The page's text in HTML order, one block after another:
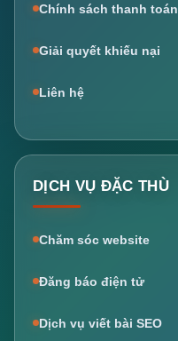
Chính sách thanh toán
Giải quyết khiếu nại
Liên hệ
DỊCH VỤ ĐẶC THÙ
Chăm sóc website
Đăng báo điện tử
Dịch vụ viết bài SEO